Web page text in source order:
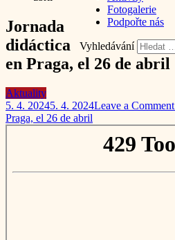
Fotogalerie
Podpořte nás
Vyhledávání
Jornada
didáctica
en Praga, el 26 de abril
Aktuality
5. 4. 20245. 4. 2024Leave a Comment
Praga, el 26 de abril